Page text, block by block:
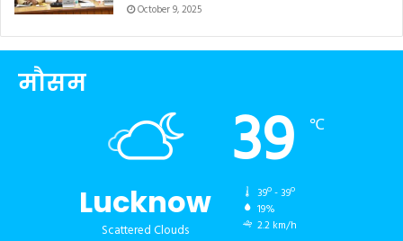
October 9, 2025
मौसम
Lucknow
Scattered Clouds
39 ℃
39º - 39º
19%
2.2 km/h